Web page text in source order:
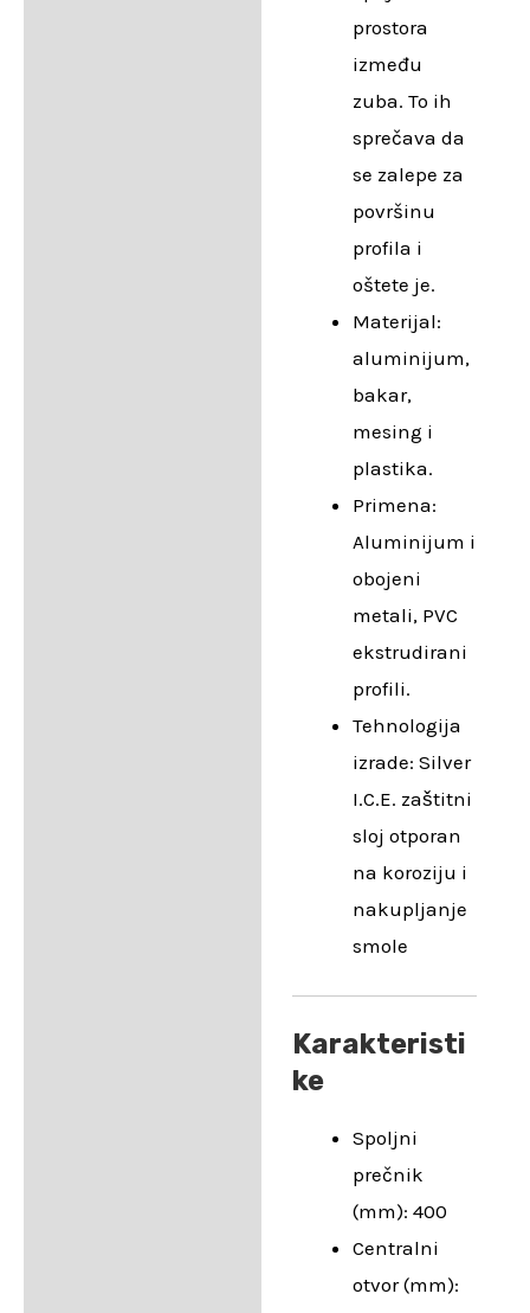
prostora
između
zuba. To ih
sprečava da
se zalepe za
površinu
profila i
oštete je.
Materijal:
aluminijum,
bakar,
mesing i
plastika.
Primena:
Aluminijum i
obojeni
metali, PVC
ekstrudirani
profili.
Tehnologija
izrade: Silver
I.C.E. zaštitni
sloj otporan
na koroziju i
nakupljanje
smole
Karakteristi
ke
Spoljni
prečnik
(mm): 400
Centralni
otvor (mm):